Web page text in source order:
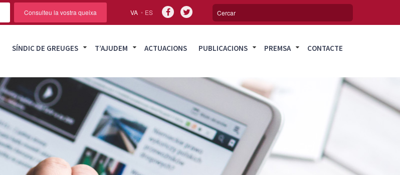
VA ES
Consulteu la vostra queixa
SÍNDIC DE GREUGES T’AJUDEM ACTUACIONS PUBLICACIONS PREMSA CONTACTE